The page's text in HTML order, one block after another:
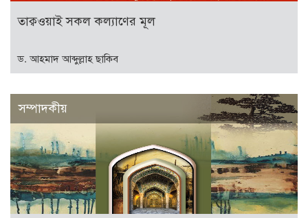
তাক্বওয়াই সকল কল্যাণের মূল
ড. আহমাদ আব্দুল্লাহ ছাকিব
সম্পাদকীয়